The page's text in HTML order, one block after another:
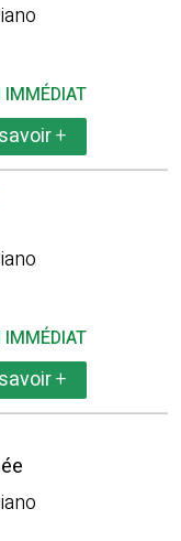
IMMÉDIAT
+
IMMÉDIAT
+